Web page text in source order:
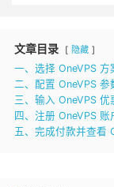
文章目录 隐藏
一、选择 OneVPS 方
二、配置 OneVPS 参
三、输入 OneVPS 优
四、注册 OneVPS 账
五、完成付款并查看